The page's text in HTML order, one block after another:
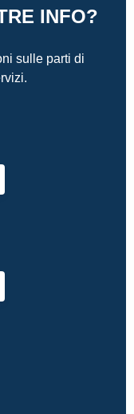
INFO?
sulle parti di